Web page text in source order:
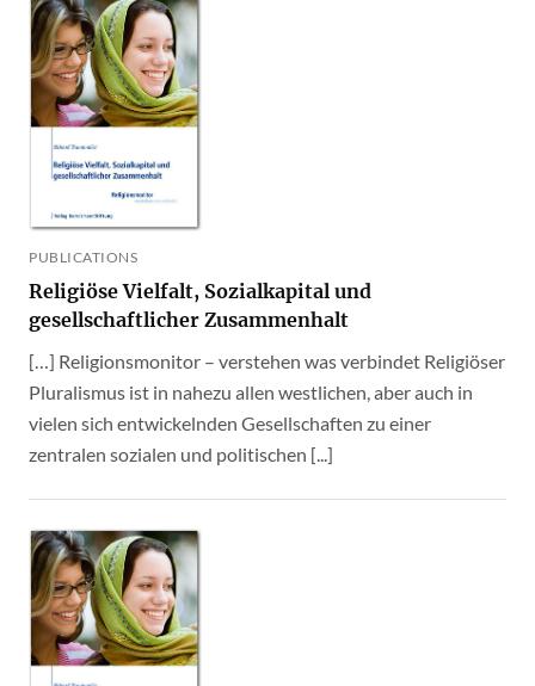
PUBLICATIONS
Religiöse Vielfalt, Sozialkapital und
gesellschaftlicher Zusammenhalt
[…] Religionsmonitor – verstehen was verbindet Religiöser
Pluralismus ist in nahezu allen westlichen, aber auch in
vielen sich entwickelnden Gesellschaften zu einer
zentralen sozialen und politischen [...]